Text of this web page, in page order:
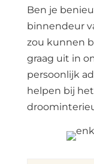
Ben je
binnendeur
zou kunnen
graag uit in
persoonlijk
helpen bij